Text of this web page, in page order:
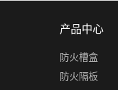
产品中心
防火槽盒
防火隔板